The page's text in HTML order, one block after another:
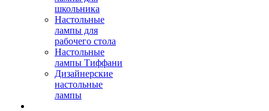
школьника
Настольные
лампы для
рабочего стола
Настольные
лампы Тиффани
Дизайнерские
настольные
лампы